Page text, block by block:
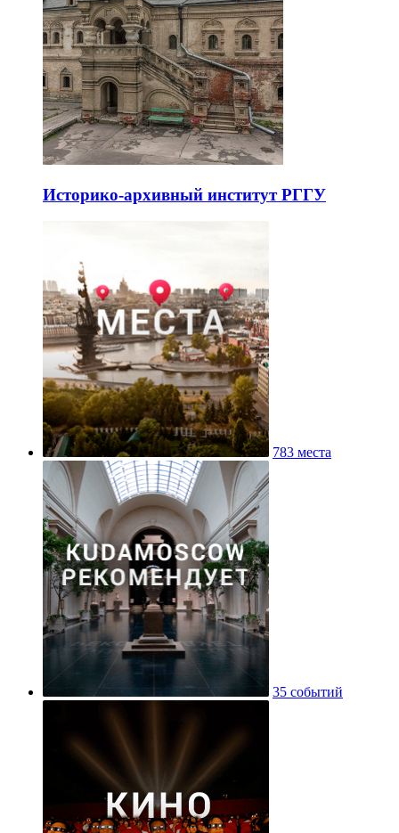
Историко-архивный институт РГГУ
783 места
35 событий